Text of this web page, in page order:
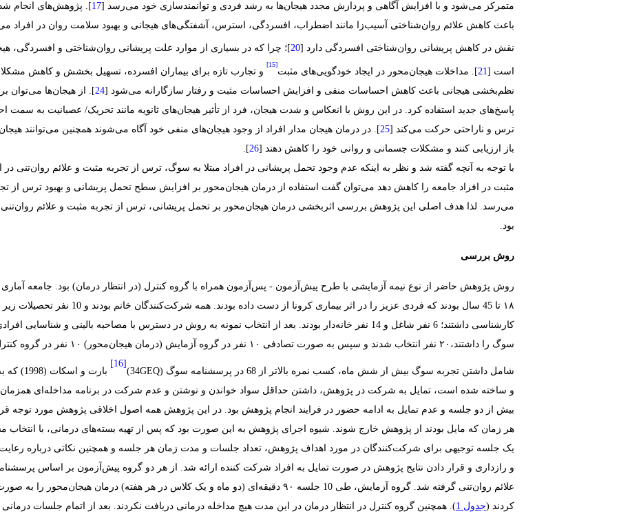
متمرکز می‌شود و با افزایش آگاهی و پردازش مجدد هیجان‌ها به رشد فردی و توانمندسازی خود می‌رسد [
]. پژوهش‌های انجام
باعث کاهش علائم روان‌شناختی آسیب‌زا مانند اضطراب، افسردگی، استرس، آشفتگی‌های هیجانی و بهبود سلامت روان در افراد
نقش در کاهش پریشانی روان‌شناختی افسردگی دارد [ ]؛ چرا که در بسیاری از موارد علت پریشانی روان‌شناختی و افسردگی،
است [ ]. مداخلات هیجان‌محور در ایجاد خودگویی‌های مثبت
[15]
و تجارب تازه برای بیماران افسرده، تسهیل بخشش و کاهش
نظم‌بخشی هیجانی باعث کاهش احساسات منفی و افزایش احساسات مثبت و رفتار سازگارانه می‌شود [
]. از هیجان‌ها می‌توان
پاسخ‌های جدید استفاده کرد. در این روش با انعکاس و شدت هیجان، فرد از تأثیر هیجان‌های ثانویه مانند تحریک‏/‏ عصبانیت به سمت
ترس و ناراحتی حرکت می‌کند [
]. در درمان هیجان مدار افراد از وجود هیجان‌های منفی خود آگاه می‌شوند همچنین می‌توانند
باز ارزیابی کنند و مشکلات جسمانی و روانی خود را کاهش دهند [
].
با توجه به آنچه گفته شد و نظر به اینکه عدم وجود تحمل پریشانی در افراد مبتلا به سوگ، ترس از تجربه مثبت و علائم روان‌تنی
مثبت در افراد جامعه را کاهش دهد می‌توان گفت استفاده از درمان هیجان‌محور بر افزایش سطح تحمل پریشانی و بهبود ترس از
بود.
روش بررسی
روش پژوهش حاضر از نوع نیمه آزمایشی با طرح پیش‌آزمون - پس‌آزمون همراه با گروه کنترل (در انتظار درمان) بود. جامعه
۱۸ تا ‏45‏ سال بودند که فردی عزیز را در اثر بیماری کرونا از دست داده بودند
همه شرکت‌کنندگان خانم بودند و
سوگ را داشتند،۲۰ نفر انتخاب شدند و سپس به
شامل داشتن تجربه سوگ بیش از شش ماه، کسب نمره بالاتر از ‏68‏ در پرسشنامه سوگ ‏( GEQ
[16]
بارت و
و ساخته شده است، تمایل به شرکت در پژوهش، داشتن حداقل سواد خواندن و نوشتن و عدم شرکت در برنامه مداخله ‌ای
بیش از دو جلسه و عدم تمایل به ادامه حضور در فرایند انجام پژوهش بود. در این پژوهش همه اصول اخلاقی پژوهش مورد توجه
هر زمان که مایل بودند از پژوهش خارج شوند. شیوه اجرای پژوهش به این صورت بود که پس از تهیه بسته‌های درمانی، با انتخاب
یک جلسه توجیهی برای شرکت‌کنندگان در مورد اهداف پژوهش، تعداد جلسات و مدت زمان هر جلسه و همچنین نکاتی درباره
و رازداری و قرار دادن نتایج پژوهش در صورت تمایل به افراد شرکت کننده ارائه شد. از هر دو گروه پیش‌آزمون بر اساس
علائم روان‌تنی گرفته شد. گروه آزمایش، طی ‏10‏ جلسه ۹۰ دقیقه‌ای (دو ماه و یک کلاس در هر هفته) درمان هیجان‌محور را به صورت گروهی طبق برنامه گرینبرگ [
کردند (جدول‏ 1‏
‏).‏ همچنین گروه کنترل در انتظار درمان در این مدت هیچ مداخله درمانی دریافت نکردند. بعد از اتمام جلسات